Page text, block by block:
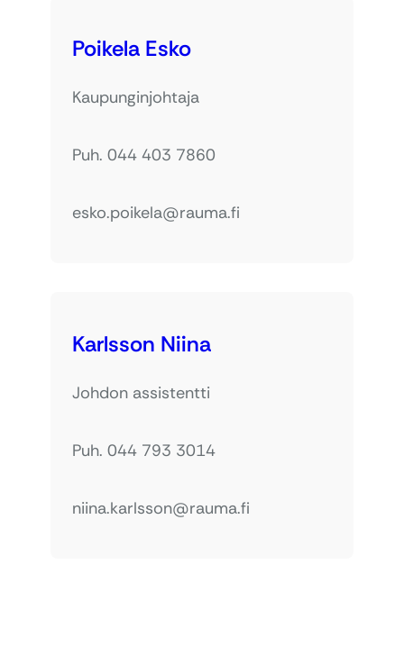
Poikela Esko
Kaupunginjohtaja
Puh. 044 403 7860
esko.poikela@rauma.fi
Karlsson Niina
Johdon assistentti
Puh. 044 793 3014
niina.karlsson@rauma.fi